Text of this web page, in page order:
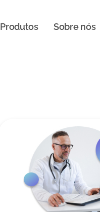
Produtos Sobre nós